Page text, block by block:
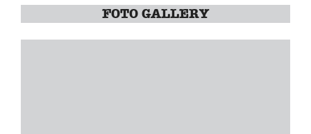
FOTO GALLERY